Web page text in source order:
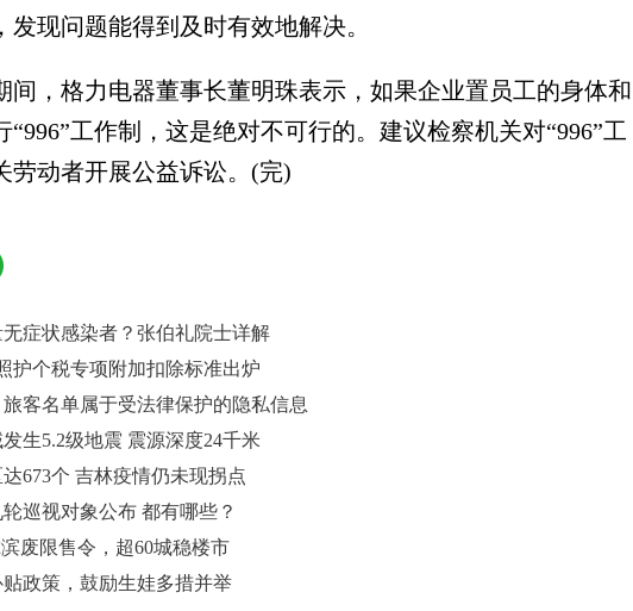
现问题能得到及时有效地解决。
，格力电器董事长董明珠表示，如果企业置员工的身体和
工作制，这是绝对不可行的。建议检察机关对“996”工
劳动者开展公益诉讼。(完)
症状感染者？张伯礼院士详解
护个税专项附加扣除标准出炉
客名单属于受法律保护的隐私信息
生5.2级地震 震源深度24千米
673个 吉林疫情仍未现拐点
巡视对象公布 都有哪些？
废限售令，超60城稳楼市
政策，鼓励生娃多措并举